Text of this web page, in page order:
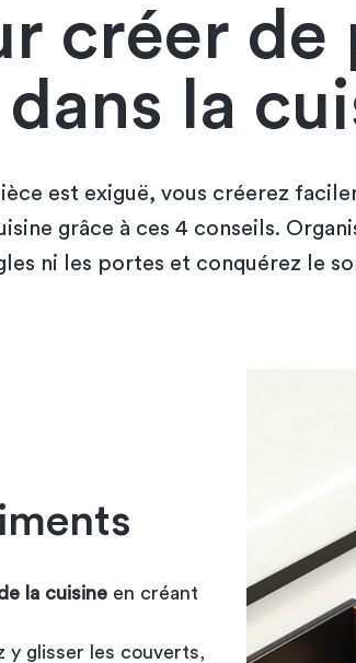
créer
dans la
est exiguë, vous créerez
grâce à ces 4 conseils.
ni les portes et conquérez le
la cuisine en créant
y glisser les couverts,